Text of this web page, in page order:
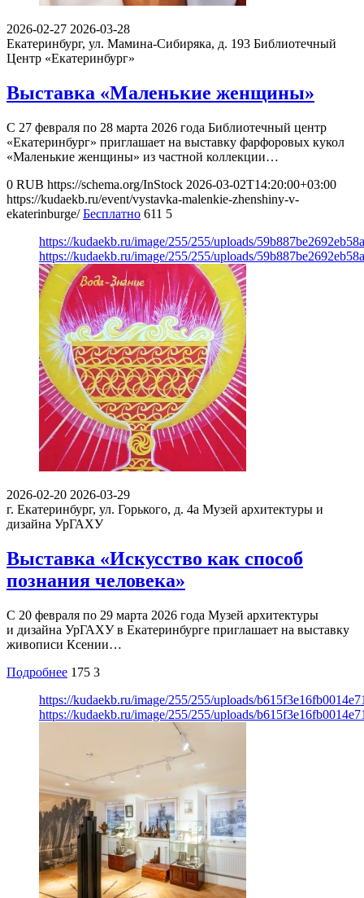
2026-02-27 2026-03-28
Екатеринбург, ул. Мамина-Сибиряка, д. 193 Библиотечный
Центр «Екатеринбург»
Выставка «Маленькие женщины»
С 27 февраля по 28 марта 2026 года Библиотечный центр
«Екатеринбург» приглашает на выставку фарфоровых кукол
«Маленькие женщины» из частной коллекции…
0 RUB https://schema.org/InStock 2026-03-02T14:20:00+03:00
https://kudaekb.ru/event/vystavka-malenkie-zhenshiny-v-
ekaterinburge/ Бесплатно 611 5
https://kudaekb.ru/image/255/255/uploads/
https://kudaekb.ru/image/255/255/uploads/
2026-02-20 2026-03-29
г. Екатеринбург, ул. Горького, д. 4а Музей архитектуры и
дизайна УрГАХУ
Выставка «Искусство как способ
познания человека»
С 20 февраля по 29 марта 2026 года Музей архитектуры
и дизайна УрГАХУ в Екатеринбурге приглашает на выставку
живописи Ксении…
Подробнее 175 3
https://kudaekb.ru/image/255/255/uploads/
https://kudaekb.ru/image/255/255/uploads/